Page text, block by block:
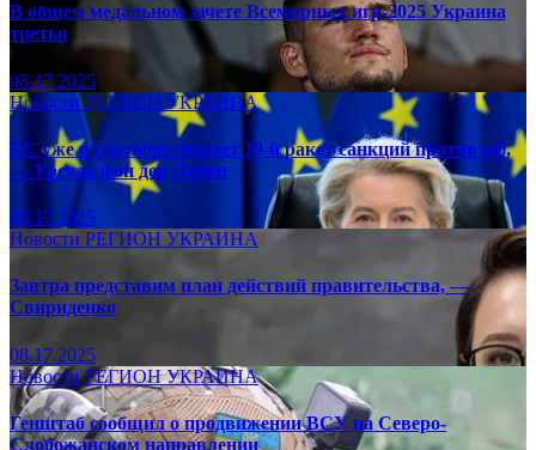
В общем медальном зачете Всемирных игр-2025 Украина
третья
08.17.2025
НовостиРЕГИОНУКРАИНА
ЕС уже в сентябре примет 19-й ракет санкций против рф,
— Урсула фон дер Ляйен
08.17.2025
Новости РЕГИОН УКРАИНА
Завтра представим план действий правительства, —
Свириденко
08.17.2025
НовостиРЕГИОНУКРАИНА
Генштаб сообщил о продвижении ВСУ на Северо-
Слобожанском направлении